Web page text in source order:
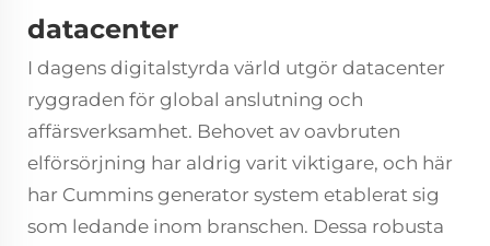
datacenter
I dagens digitalstyrda värld utgör datacenter
ryggraden för global anslutning och
affärsverksamhet. Behovet av oavbruten
elförsörjning har aldrig varit viktigare, och här
har Cummins generator system etablerat sig
som ledande inom branschen. Dessa robusta